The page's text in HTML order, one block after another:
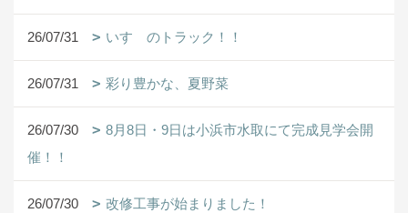
26/07/31 いすゞのトラック！！
26/07/31 彩り豊かな、夏野菜
26/07/30
8月8日・9日は小浜市水取にて完成見学会開
催！！
26/07/30 改修工事が始まりました！